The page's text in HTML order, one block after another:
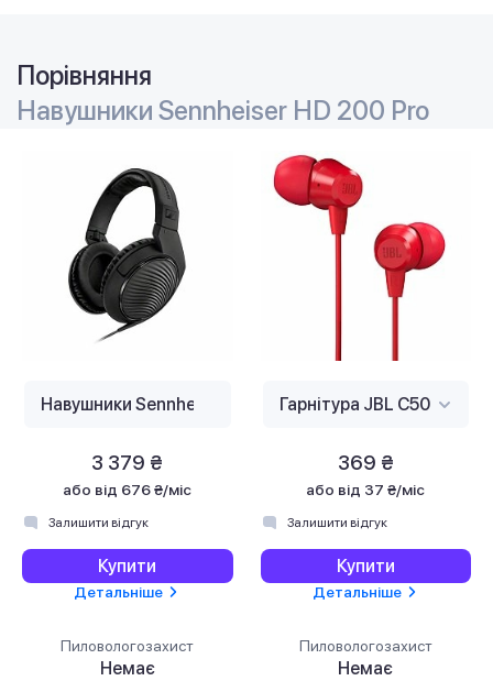
Порівняння
Навушники Sennheiser HD 200 Pro
3 379 ₴
або від 676 ₴/міс
Залишити відгук
Купити
Детальніше
Пиловологозахист
Немає
369 ₴
або від 37 ₴/міс
Залишити відгук
Купити
Детальніше
Пиловологозахист
Немає